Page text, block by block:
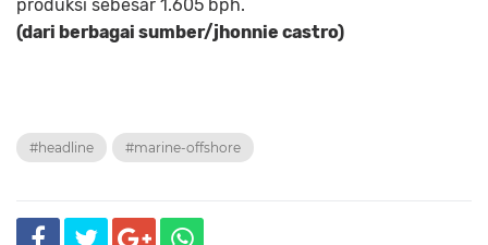
produksi sebesar 1.605 bph.
(dari berbagai sumber/jhonnie castro)
#headline #marine-offshore